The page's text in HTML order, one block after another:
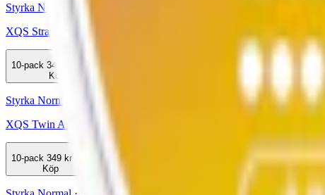
Styrka Normal · Slim
XQS Strawberry Kiwi 8 mg 4
10-pack 349,50 kr
Köp
Styrka Normal · Slim
XQS Twin Apple 8 mg 4
10-pack 349 kr
Köp